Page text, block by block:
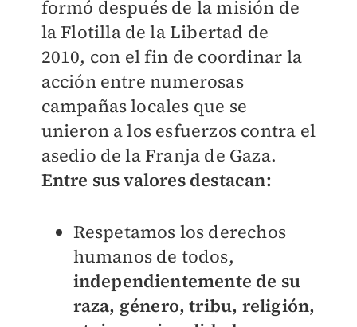
formó después de la misión de
la Flotilla de la Libertad de
2010, con el fin de coordinar la
acción entre numerosas
campañas locales que se
unieron a los esfuerzos contra el
asedio de la Franja de Gaza.
Entre sus valores destacan:
Respetamos los derechos
humanos de todos,
independientemente de su
raza, género, tribu, religión,